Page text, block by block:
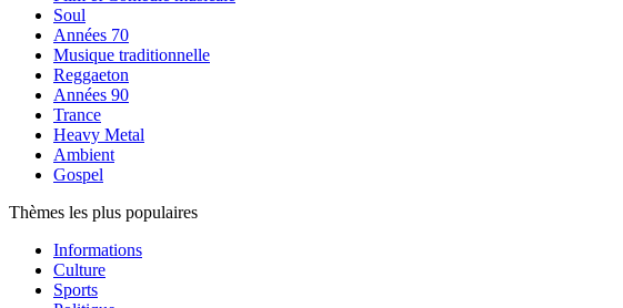
Soul
Années 70
Musique traditionnelle
Reggaeton
Années 90
Trance
Heavy Metal
Ambient
Gospel
Thèmes les plus populaires
Informations
Culture
Sports